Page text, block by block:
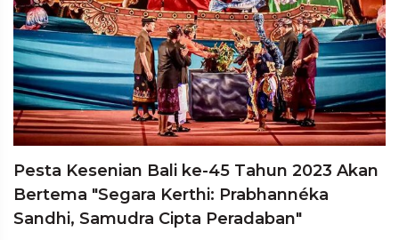
Pesta Kesenian Bali ke-45 Tahun 2023 Akan
Bertema "Segara Kerthi: Prabhannéka
Sandhi, Samudra Cipta Peradaban"